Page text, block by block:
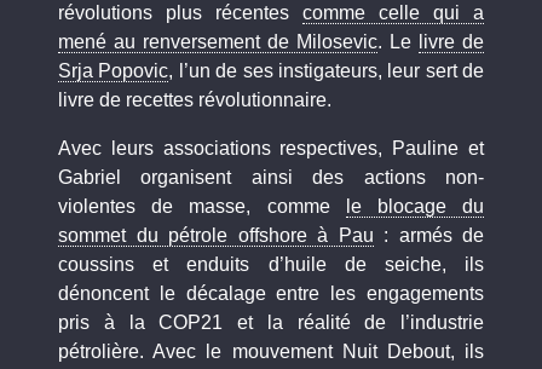
révolutions plus récentes comme celle qui a
mené au renversement de Milosevic. Le
livre de
Srja Popovic, l’un de ses instigateurs, leur sert de
livre de recettes révolutionnaire.
Avec leurs associations respectives, Pauline et
Gabriel organisent ainsi des actions non-
violentes de masse, comme
le blocage du
sommet du pétrole offshore à Pau : armés de
coussins et enduits d’huile de seiche, ils
dénoncent le décalage entre les engagements
pris à la COP21 et la réalité de l’industrie
pétrolière. Avec le mouvement Nuit Debout, ils